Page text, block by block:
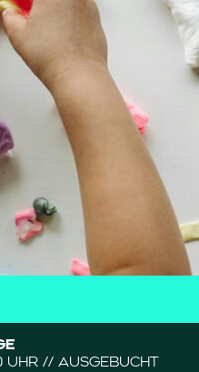
UHR // AUSGEBUCHT